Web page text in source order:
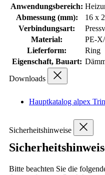
Anwendungsbereich:
Abmessung (mm):
16 x
Verbindungsart:
Material:
PE-
Lieferform:
Ring
Eigenschaft, Bauart:
Downloads
Hauptkatalog alpex
Sicherheitshinweise
Bitte beachten Sie die